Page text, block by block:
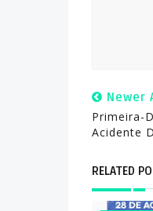
Newer
Primeira-
Acidente
RELATED